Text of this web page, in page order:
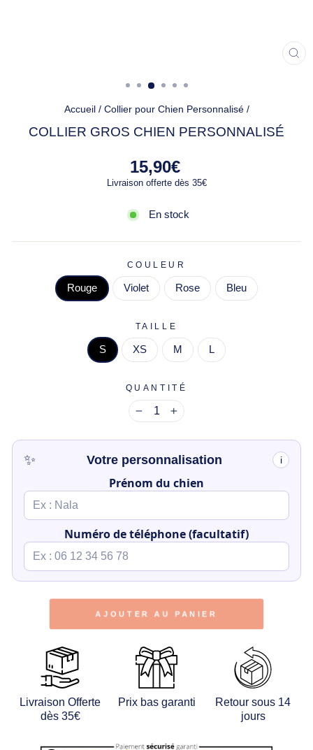
Accueil / Collier pour Chien Personnalisé /
COLLIER GROS CHIEN PERSONNALISÉ
Prix
régulier
15,90€
Livraison offerte dès 35€
En stock
COULEUR
Rouge Violet Rose Bleu
TAILLE
S XS M L
QUANTITÉ
+
✨ Votre personnalisation i
Prénom du chien
Numéro de téléphone (facultatif)
AJOUTER AU PANIER
Livraison Offerte
dès 35€
Prix bas garanti
Retour sous 14
jours